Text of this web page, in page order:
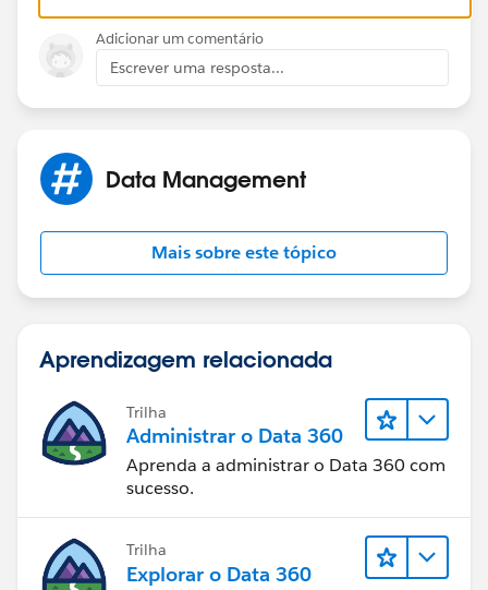
Adicionar um comentário
Escrever uma resposta...
Data Management
Mais sobre este tópico
Aprendizagem relacionada
Trilha
Administrar o Data 360
Aprenda a administrar o Data 360 com
sucesso.
Trilha
Explorar o Data 360